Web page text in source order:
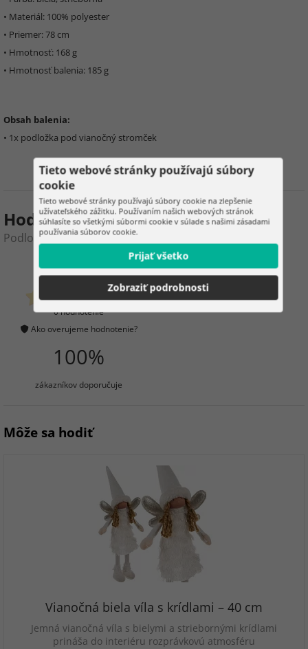
• Materiál: 100% polyester
• Priemer: 78 cm
• Hmotnosť: 168 g
• Hmotnosť balenia: 185 g
Obsah balenia:
• 1x podložka pod vianočný stromček
Hodnotenie produktu
Podložka pod vianočný stromček - 78 cm
0
0 hodnotenie
Ako overujeme hodnotenie?
3
zákazníkov už kúpilo
100%
zákazníkov doporučuje
Môže sa hodiť
Vianočná biela víla s krídlami – 40 cm
Jemná vianočná víla s bielymi a striebornými krídlami
prináša do interiéru rozprávkovú atmosféru
Tieto webové stránky používajú súbory
cookie
Tieto webové stránky používajú súbory cookie na zlepšenie
užívateľského zážitku. Používaním našich webových stránok
súhlasíte so všetkými súbormi cookie v súlade s našimi zásadami
používania súborov cookie.
Prijať všetko
Zobraziť podrobnosti